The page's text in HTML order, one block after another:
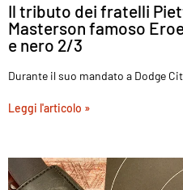
Il tributo dei fratelli
Masterson famoso
e nero 2/3
Durante il suo mandato a Dodge
Leggi l'articolo »